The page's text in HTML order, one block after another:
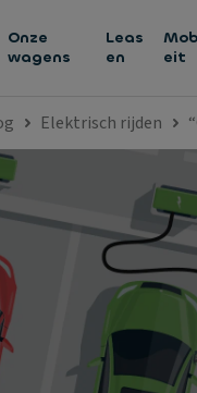
Onze
wagens
Leas
en
eit
Elektrisch rijden